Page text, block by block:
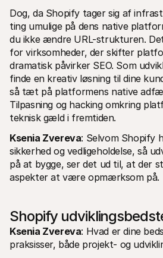
Dog, da Shopify tager sig af
ting umulige på dens native
du ikke ændre URL-strukturen.
for virksomheder, der skifter
dramatisk påvirker SEO. Som
finde en kreativ løsning til dine
så tæt på platformens native
Tilpasning og hacking omkring
teknisk gæld i fremtiden.
Ksenia Zvereva: Selvom Shopify
sikkerhed og vedligeholdelse, så
på at bygge, ser det ud til, at der
aspekter at være opmærksom på.
Shopify
Ksenia Zvereva: Hvad er dine
praksisser, både projekt- og